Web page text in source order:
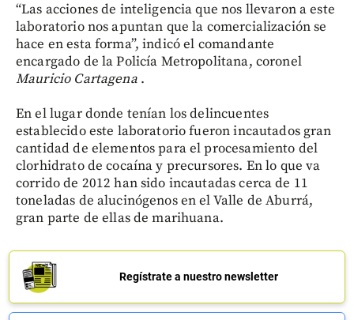
“Las acciones de inteligencia que nos llevaron a este
laboratorio nos apuntan que la comercialización se
hace en esta forma”, indicó el comandante
encargado de la Policía Metropolitana, coronel
Mauricio Cartagena.
En el lugar donde tenían los delincuentes
establecido este laboratorio fueron incautados gran
cantidad de elementos para el procesamiento del
clorhidrato de cocaína y precursores. En lo que va
corrido de 2012 han sido incautadas cerca de 11
toneladas de alucinógenos en el Valle de Aburrá,
gran parte de ellas de marihuana.
Regístrate a nuestro newsletter